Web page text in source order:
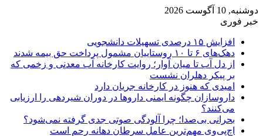
دوشنبه, 10 آگوست 2026
خبر فوری
افزایش ۱۵ درصدی تسهیلات دانشجویی
دهک‌های ۶ تا ۱۰ روستاییان مشمول پرداخت حق بیمه شدند
از دل آب تا میان آوار؛ روایت کارخانه آب معدنی و زخمی که
بر پیکر دهلران نشست
امیدی که هنوز در کارخانه جریان دارد
داروسازان چگونه ایمنی داروها در دوران شیردهی را ارزیابی
می‌کنند؟
بحرانی بی‌صدا؛ چرا آلودگی صوتی جدی گرفته نمی‌شود؟
اچ‌پی‌وی مهم‌ترین عامل سرطان دهانه رحم است